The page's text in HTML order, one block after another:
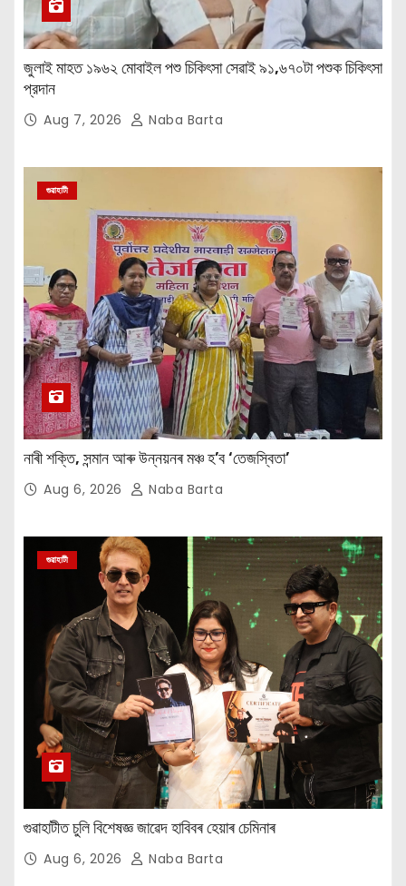
জুলাই মাহত ১৯৬২ মোবাইল পশু চিকিৎসা সেৱাই ৯১,৬৭০টা পশুক চিকিৎসা
প্রদান
Aug 7, 2026 Naba Barta
গুৱাহাটী
নাৰী শক্তি, সন্মান আৰু উন্নয়নৰ মঞ্চ হ’ব ‘তেজস্বিতা’
Aug 6, 2026 Naba Barta
গুৱাহাটী
গুৱাহাটীত চুলি বিশেষজ্ঞ জাৱেদ হাবিবৰ হেয়াৰ চেমিনাৰ
Aug 6, 2026 Naba Barta